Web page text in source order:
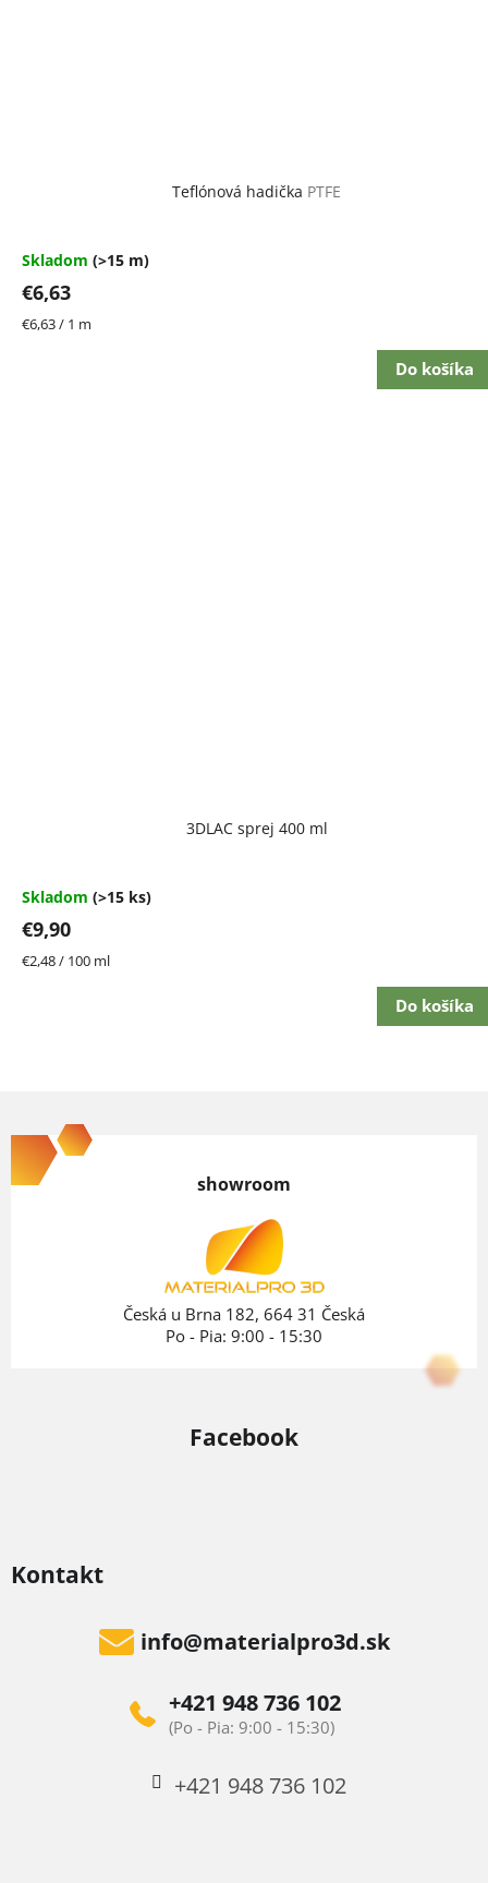
Teflónová hadička PTFE
Skladom (>15 m)
€6,63
Jednotková
€6,63 / 1 m
Do košíka
3DLAC sprej 400 ml
4,7
5
hviezdičiek.
Skladom (>15 ks)
€9,90
Jednotková
€2,48 / 100 ml
Do košíka
á
p
Kontakt
info@materialpro3d.sk
+421 948 736 102
+421 948 736 102
showroom
Česká u Brna 182, 664 31 Česká
Po - Pia: 9:00 - 15:30
Facebook